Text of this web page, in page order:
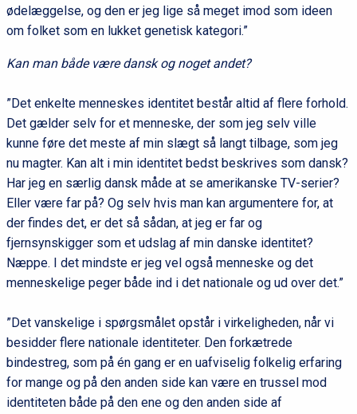
ødelæggelse, og den er jeg lige så meget imod som ideen
om folket som en lukket genetisk kategori.”
Kan man både være dansk og noget andet?
”Det enkelte menneskes identitet består altid af flere forhold.
Det gælder selv for et menneske, der som jeg selv ville
kunne føre det meste af min slægt så langt tilbage, som jeg
nu magter. Kan alt i min identitet bedst beskrives som dansk?
Har jeg en særlig dansk måde at se amerikanske TV-serier?
Eller være far på? Og selv hvis man kan argumentere for, at
der findes det, er det så sådan, at jeg er far og
fjernsynskigger som et udslag af min danske identitet?
Næppe. I det mindste er jeg vel også menneske og det
menneskelige peger både ind i det nationale og ud over det.”
”Det vanskelige i spørgsmålet opstår i virkeligheden, når vi
besidder flere nationale identiteter. Den forkætrede
bindestreg, som på én gang er en uafviselig folkelig erfaring
for mange og på den anden side kan være en trussel mod
identiteten både på den ene og den anden side af